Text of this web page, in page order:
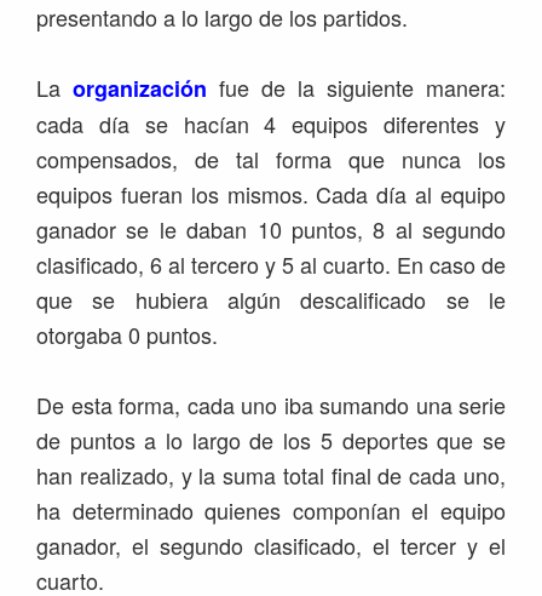
presentando a lo largo de los partidos.
La organización fue de la siguiente manera:
cada día se hacían 4 equipos diferentes y
compensados, de tal forma que nunca los
equipos fueran los mismos. Cada día al equipo
ganador se le daban 10 puntos, 8 al segundo
clasificado, 6 al tercero y 5 al cuarto. En caso de
que se hubiera algún descalificado se le
otorgaba 0 puntos.
De esta forma, cada uno iba sumando una serie
de puntos a lo largo de los 5 deportes que se
han realizado, y la suma total final de cada uno,
ha determinado quienes componían el equipo
ganador, el segundo clasificado, el tercer y el
cuarto.